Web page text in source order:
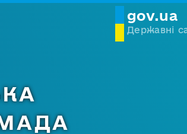
gov.ua
Державні